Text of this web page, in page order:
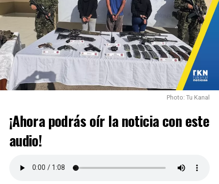
Photo: Tu Kanal
¡Ahora podrás oír la noticia con este
audio!